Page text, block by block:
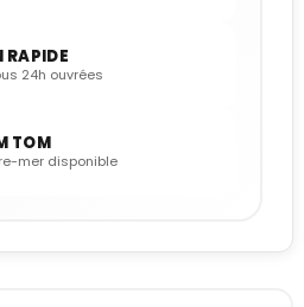
RAPIDE
24h ouvrées
TOM
mer disponible